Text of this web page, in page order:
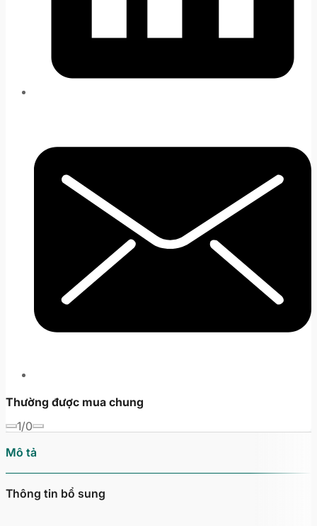
Thường được mua chung
1/0
Mô tả
Thông tin bổ sung